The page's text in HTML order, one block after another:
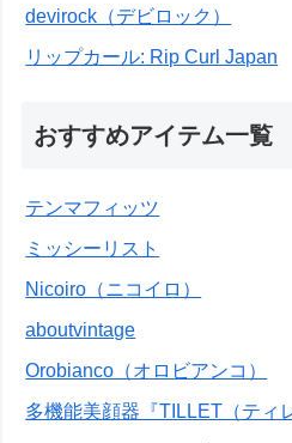
devirock（デビロック）
リップカール: Rip Curl Japan
おすすめアイテム一覧
テンマフィッツ
ミッシーリスト
Nicoiro（ニコイロ）
aboutvintage
Orobianco（オロビアンコ）
多機能美顔器『TILLET（ティ